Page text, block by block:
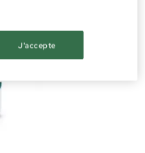
J'accepte